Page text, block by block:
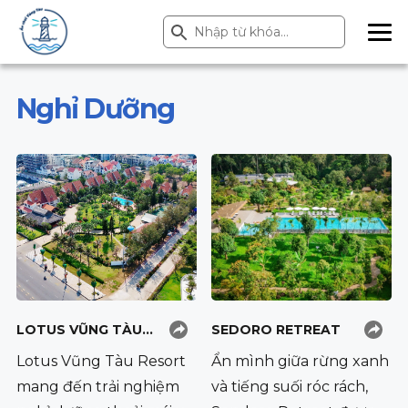
Search
for:
Search Button
ME
NU
Nghỉ Dưỡng
LOTUS VŨNG TÀU
RESORT
Lotus Vũng Tàu Resort
mang đến trải nghiệm
SEDORO RETREAT
Ẩn mình giữa rừng xanh
và tiếng suối róc rách,